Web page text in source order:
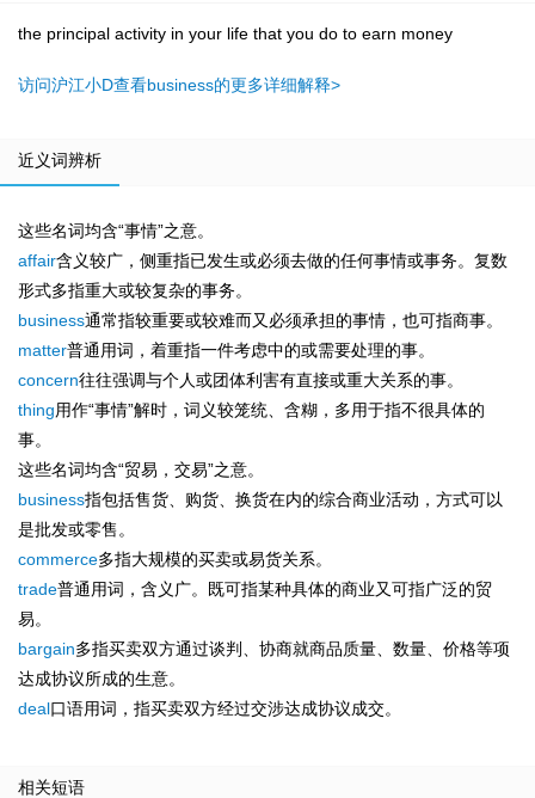
the principal activity in your life that you do to earn money
访问沪江小D查看business的更多详细解释>
近义词辨析
这些名词均含“事情”之意。
affair含义较广，侧重指已发生或必须去做的任何事情或事务。复数
形式多指重大或较复杂的事务。
business通常指较重要或较难而又必须承担的事情，也可指商事。
matter普通用词，着重指一件考虑中的或需要处理的事。
concern往往强调与个人或团体利害有直接或重大关系的事。
thing用作“事情”解时，词义较笼统、含糊，多用于指不很具体的
事。
这些名词均含“贸易，交易”之意。
business指包括售货、购货、换货在内的综合商业活动，方式可以
是批发或零售。
commerce多指大规模的买卖或易货关系。
trade普通用词，含义广。既可指某种具体的商业又可指广泛的贸
易。
bargain多指买卖双方通过谈判、协商就商品质量、数量、价格等项
达成协议所成的生意。
deal口语用词，指买卖双方经过交涉达成协议成交。
相关短语